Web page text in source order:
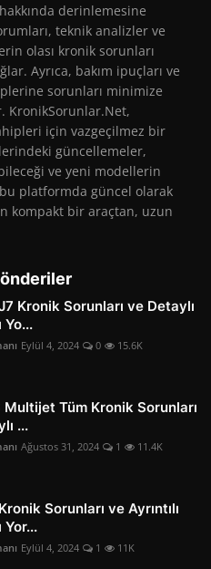
derinlemesine
teknik analizler ve
olası kronik sorunları
Ayrıca, bakım ipuçları ve
sorunları minimize
KronikSorunlar.Net,
için vazgeçilmez bir
güncellemeler,
ve yeni modellerin
platformda güncel olarak
kompakt bir araçtan, uzun
Kronik Sorunları ve Detaylı
Yo...
Eylül 4, 2024 0 15.6K
Multijet Tüm Kronik Sorunları
...
Ağustos 31, 2024 1 11.4K
Sorunları ve Ayrıntılı
Yor...
Eylül 4, 2024 1 11K